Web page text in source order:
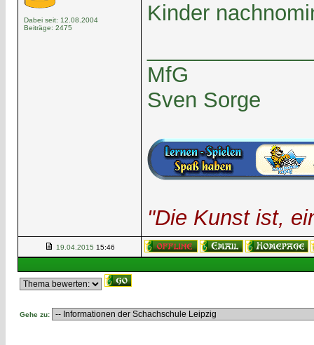
Dabei seit: 12.08.2004
Beiträge: 2475
Kinder
MfG
Sven Sorge
"Die Kunst ist,
19.04.2015 15:46
Gehe zu: